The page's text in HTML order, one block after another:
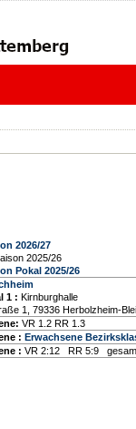
2026/27
2025/26
Pokal 2025/26
1 : Kirnburghalle
1, 79336 Herbolzheim-
VR 1.2 RR 1.3
: Erwachsene
: VR 2:12 RR 5:9